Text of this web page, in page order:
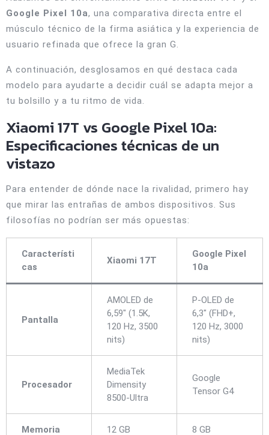
Google Pixel 10a, una comparativa directa entre el
músculo técnico de la firma asiática y la experiencia de
usuario refinada que ofrece la gran G.
A continuación, desglosamos en qué destaca cada
modelo para ayudarte a decidir cuál se adapta mejor a
tu bolsillo y a tu ritmo de vida.
Xiaomi 17T vs Google Pixel 10a:
Especificaciones técnicas de un
vistazo
Para entender de dónde nace la rivalidad, primero hay
que mirar las entrañas de ambos dispositivos. Sus
filosofías no podrían ser más opuestas:
Característi
cas
Xiaomi 17T
Google Pixel
10a
Pantalla
AMOLED de
6,59″ (1.5K,
120 Hz, 3500
nits)
P-OLED de
6,3″ (FHD+,
120 Hz, 3000
nits)
Procesador
MediaTek
Dimensity
8500-Ultra
Google
Tensor G4
Memoria
12 GB
8 GB